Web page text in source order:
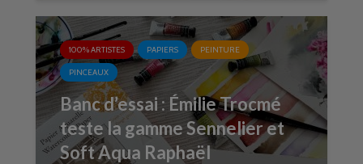
100% ARTISTES PAPIERS PEINTURE
PINCEAUX
Banc d’essai : Émilie Trocmé
teste la gamme Sennelier et
Soft Aqua Raphaël